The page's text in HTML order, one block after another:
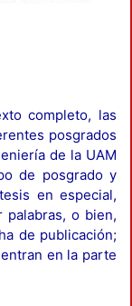
completo, las
posgrados
de la UAM
de posgrado y
en especial,
o bien,
de publicación;
en la parte